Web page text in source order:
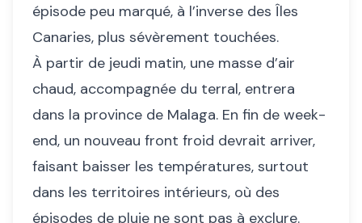
épisode peu marqué, à l’inverse des Îles
Canaries, plus sévèrement touchées.
À partir de jeudi matin, une masse d’air
chaud, accompagnée du terral, entrera
dans la province de Malaga. En fin de week-
end, un nouveau front froid devrait arriver,
faisant baisser les températures, surtout
dans les territoires intérieurs, où des
épisodes de pluie ne sont pas à exclure.